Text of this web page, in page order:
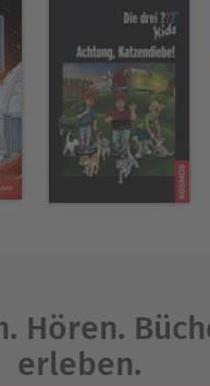
Hören.
erleben.